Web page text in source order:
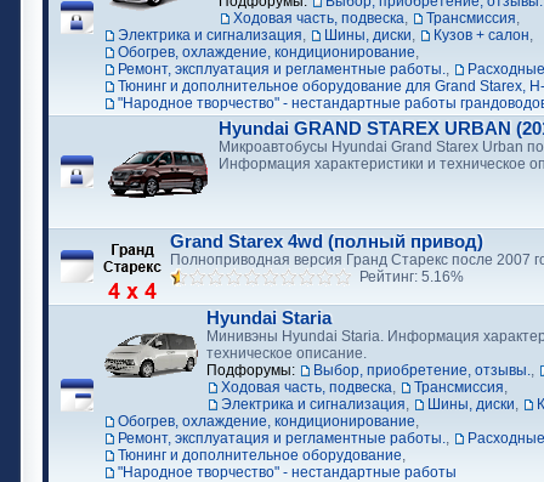
Ходовая часть, подвеска, Трансмиссия,
Электрика и сигнализация, Шины, диски, Кузов + салон,
Обогрев, охлаждение, кондиционирование,
Ремонт, эксплуатация и регламентные работы.,
Тюнинг и дополнительное оборудование для Grand Starex,
"Народное творчество" - нестандартные работы
Hyundai GRAND STAREX URBAN
Микроавтобусы Hyundai Grand Starex Urban
Информация характеристики и техническое
Grand Starex 4wd (полный привод)
Полноприводная версия Гранд Старекс после 2007
Рейтинг: 5.16%
Hyundai Staria
Минивэны Hyundai Staria. Информация
техническое описание.
Подфорумы:
Выбор, приобретение, отзывы.,
Ходовая часть, подвеска, Трансмиссия,
Электрика и сигнализация, Шины, диски,
Обогрев, охлаждение, кондиционирование,
Ремонт, эксплуатация и регламентные работы.,
Тюнинг и дополнительное оборудование,
"Народное творчество" - нестандартные работы